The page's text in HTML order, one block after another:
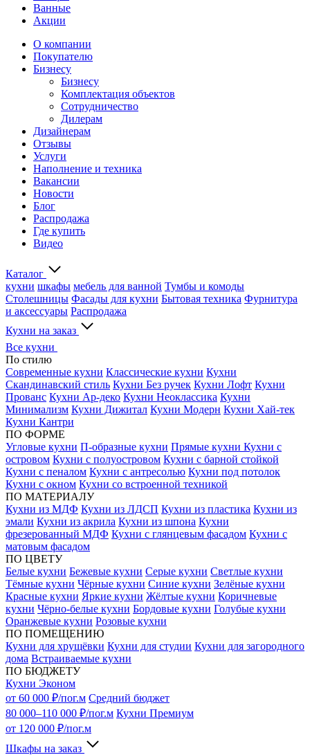
Ванные
Акции
О компании
Покупателю
Бизнесу
Бизнесу
Комплектация объектов
Сотрудничество
Дилерам
Дизайнерам
Отзывы
Услуги
Наполнение и техника
Вакансии
Новости
Блог
Распродажа
Где купить
Видео
Каталог
кухни шкафы мебель для ванной Тумбы и комоды
Столешницы Фасады для кухни Бытовая техника Фурнитура
и аксессуары Распродажа
Кухни на заказ
Все кухни
По стилю
Современные кухни Классические кухни Кухни
Скандинавский стиль Кухни Без ручек Кухни Лофт Кухни
Прованс Кухни Ар-деко Кухни Неоклассика Кухни
Минимализм Кухни Дижитал Кухни Модерн Кухни Хай-тек
Кухни Кантри
ПО ФОРМЕ
Угловые кухни П-образные кухни Прямые кухни Кухни с
островом Кухни с полуостровом Кухни с барной стойкой
Кухни с пеналом Кухни с антресолью Кухни под потолок
Кухни с окном Кухни со встроенной техникой
ПО МАТЕРИАЛУ
Кухни из МДФ Кухни из ЛДСП Кухни из пластика Кухни из
эмали Кухни из акрила Кухни из шпона Кухни
фрезерованный МДФ Кухни с глянцевым фасадом Кухни с
матовым фасадом
ПО ЦВЕТУ
Белые кухни Бежевые кухни Серые кухни Светлые кухни
Тёмные кухни Чёрные кухни Синие кухни Зелёные кухни
Красные кухни Яркие кухни Жёлтые кухни Коричневые
кухни Чёрно-белые кухни Бордовые кухни Голубые кухни
Оранжевые кухни Розовые кухни
ПО ПОМЕЩЕНИЮ
Кухни для хрущёвки Кухни для студии Кухни для загородного
дома Встраиваемые кухни
ПО БЮДЖЕТУ
Кухни Эконом
от 60 000 ₽/пог.м Средний бюджет
80 000–110 000 ₽/пог.м Кухни Премиум
от 120 000 ₽/пог.м
Шкафы на заказ